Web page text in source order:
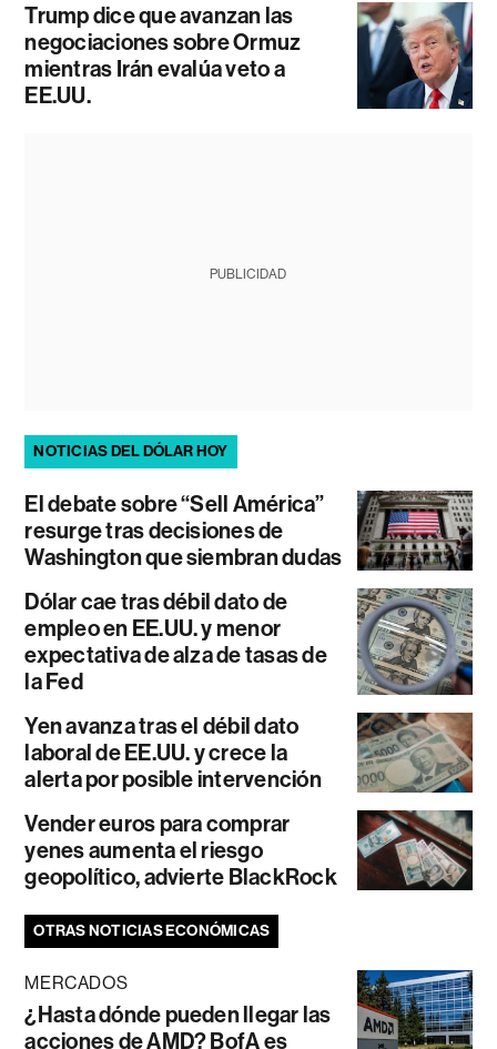
Trump dice que avanzan las
negociaciones sobre Ormuz
mientras Irán evalúa veto a
EE.UU.
PUBLICIDAD
NOTICIAS DEL DÓLAR HOY
El debate sobre “Sell América”
resurge tras decisiones de
Washington que siembran dudas
Dólar cae tras débil dato de
empleo en EE.UU. y menor
expectativa de alza de tasas de
la Fed
Yen avanza tras el débil dato
laboral de EE.UU. y crece la
alerta por posible intervención
Vender euros para comprar
yenes aumenta el riesgo
geopolítico, advierte BlackRock
OTRAS NOTICIAS ECONÓMICAS
MERCADOS
¿Hasta dónde pueden llegar las
acciones de AMD? BofA es